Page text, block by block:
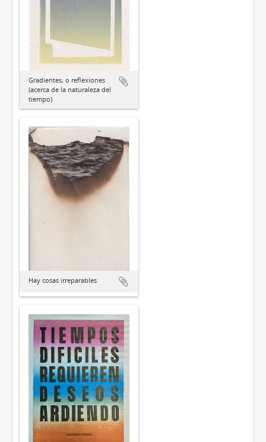
Gradientes, o reflexiones
(acerca de la naturaleza del
tiempo)
Hay cosas irreparables